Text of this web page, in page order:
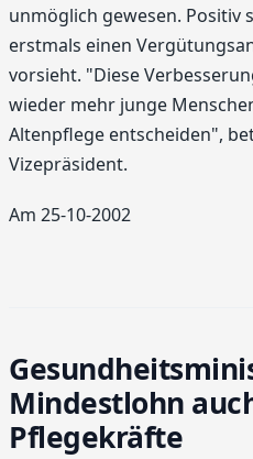
unmöglich gewesen. Positiv
erstmals einen
vorsieht. "Diese
wieder mehr junge
Altenpflege entscheiden",
Vizepräsident.
Am 25-10-2002
Mindestlohn
Pflegekräfte